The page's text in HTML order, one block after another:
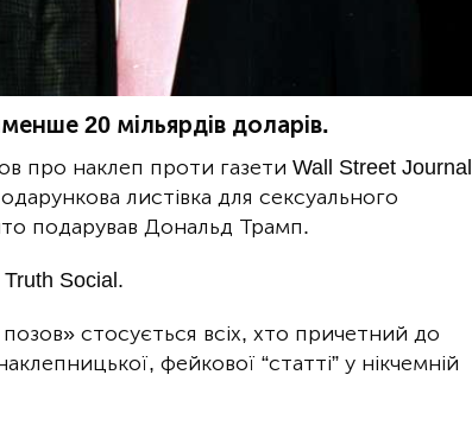
20 мільярдів доларів.
про наклеп проти газети Wall Street Journal
листівка для сексуального
подарував Дональд Трамп.
Social.
стосується всіх, хто причетний до
фейкової “статті” у нікчемній